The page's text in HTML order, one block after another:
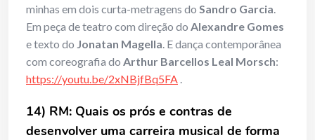
minhas em dois curta-metragens do Sandro Garcia.
Em peça de teatro com direção do Alexandre Gomes
e texto do Jonatan Magella. E dança contemporânea
com coreografia do Arthur Barcellos Leal Morsch:
https://youtu.be/2xNBjfBq5FA .
14) RM: Quais os prós e contras de
desenvolver uma carreira musical de forma